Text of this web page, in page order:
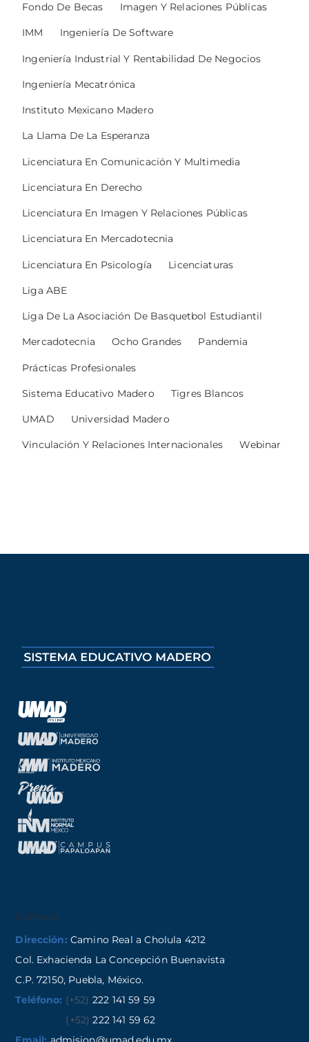
Fondo De Becas Imagen Y Relaciones Públicas
IMM Ingeniería De Software
Ingeniería Industrial Y Rentabilidad De Negocios
Ingeniería Mecatrónica
Instituto Mexicano Madero
La Llama De La Esperanza
Licenciatura En Comunicación Y Multimedia
Licenciatura En Derecho
Licenciatura En Imagen Y Relaciones Públicas
Licenciatura En Mercadotecnia
Licenciatura En Psicología Licenciaturas
Liga ABE
Liga De La Asociación De Basquetbol Estudiantil
Mercadotecnia Ocho Grandes Pandemia
Prácticas Profesionales
Sistema Educativo Madero Tigres Blancos
UMAD Universidad Madero
Vinculación Y Relaciones Internacionales Webinar
Contacto
Dirección: Camino Real a Cholula 4212
Col. Exhacienda La Concepción Buenavista
C.P. 72150, Puebla, México.
Teléfono: (+52) 222 141 59 59
(+52) 222 141 59 62